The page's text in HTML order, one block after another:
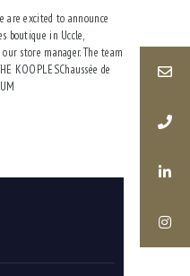
are excited to announce
boutique in Uccle,
store manager. The team
KOOPLESChaussée de